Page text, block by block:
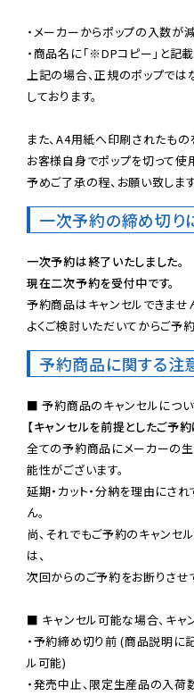
・メーカーからポップの入数が
・商品名に「※DPコピー」と記
上記の場合、正規のポップでは
しております。
また、A4用紙へ印刷されたもの
お客様自身でポップを切って使
予めご了承の程、お願い致します
一次予約の締め切り
一次予約は終了いたしました。
現在二次予約を受付中です。
予約商品はキャンセルできませ
よくご検討いただいてからご予
予約商品に関する注
【キャンセルを前提としたご予
全ての予約商品にメーカーの生
能性がございます。
延期・カット・分納を理由にさ
ん。
尚、それでもご予約のキャンセ
は、
次回からのご予約をお断りさせ
■ キャンセル可能な場合、キャ
・予約締め切り前 (商品説明に
ル可能)
・発売中止、限定生産品の入